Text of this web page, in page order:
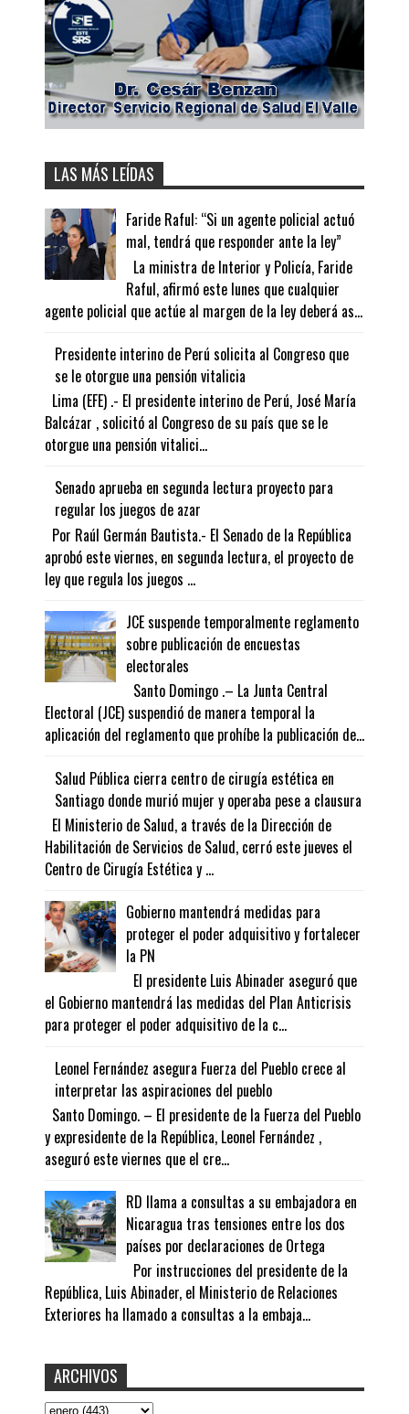
LAS MÁS LEÍDAS
Faride Raful: “Si un agente policial actuó
mal, tendrá que responder ante la ley”
La ministra de Interior y Policía, Faride
Raful, afirmó este lunes que cualquier
agente policial que actúe al margen de la ley deberá as...
Presidente interino de Perú solicita al Congreso que
se le otorgue una pensión vitalicia
Lima (EFE) .- El presidente interino de Perú, José María
Balcázar , solicitó al Congreso de su país que se le
otorgue una pensión vitalici...
Senado aprueba en segunda lectura proyecto para
regular los juegos de azar
Por Raúl Germán Bautista.- El Senado de la República
aprobó este viernes, en segunda lectura, el proyecto de
ley que regula los juegos ...
JCE suspende temporalmente reglamento
sobre publicación de encuestas
electorales
Santo Domingo .– La Junta Central
Electoral (JCE) suspendió de manera temporal la
aplicación del reglamento que prohíbe la publicación de...
Salud Pública cierra centro de cirugía estética en
Santiago donde murió mujer y operaba pese a clausura
El Ministerio de Salud, a través de la Dirección de
Habilitación de Servicios de Salud, cerró este jueves el
Centro de Cirugía Estética y ...
Gobierno mantendrá medidas para
proteger el poder adquisitivo y fortalecer
la PN
El presidente Luis Abinader aseguró que
el Gobierno mantendrá las medidas del Plan Anticrisis
para proteger el poder adquisitivo de la c...
Leonel Fernández asegura Fuerza del Pueblo crece al
interpretar las aspiraciones del pueblo
Santo Domingo. – El presidente de la Fuerza del Pueblo
y expresidente de la República, Leonel Fernández ,
aseguró este viernes que el cre...
RD llama a consultas a su embajadora en
Nicaragua tras tensiones entre los dos
países por declaraciones de Ortega
Por instrucciones del presidente de la
República, Luis Abinader, el Ministerio de Relaciones
Exteriores ha llamado a consultas a la embaja...
ARCHIVOS